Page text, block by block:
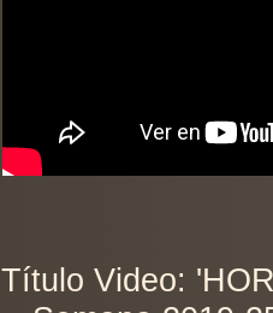
Título Video: